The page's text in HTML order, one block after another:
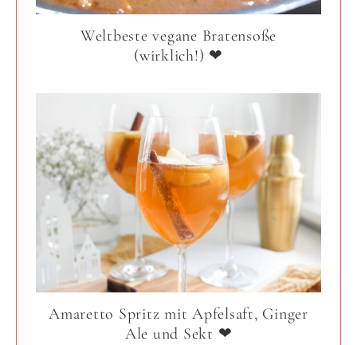
Weltbeste vegane Bratensoße
(wirklich!) ❤
Amaretto Spritz mit Apfelsaft, Ginger
Ale und Sekt ❤